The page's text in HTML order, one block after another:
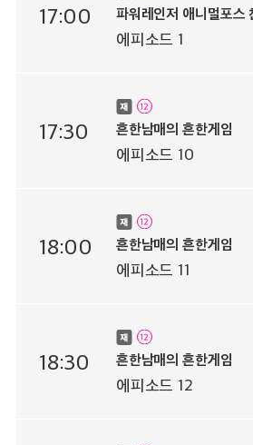
17:00 파워레인저 애니멀포스
에피소드 1
17:30 흔한남매의 흔한게임
에피소드 10
18:00 흔한남매의 흔한게임
에피소드 11
18:30 흔한남매의 흔한게임
에피소드 12